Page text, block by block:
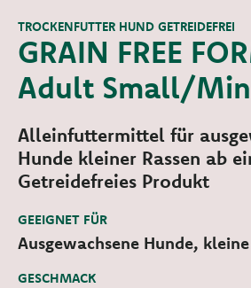
GRAIN FREE
Adult Small/
TROCKENFUTTER HUND GETREIDEFREI
Alleinfuttermittel für
Hunde kleiner Rassen ab
Getreidefreies Produkt
GEEIGNET FÜR
Ausgewachsene Hunde, kleine
GESCHMACK